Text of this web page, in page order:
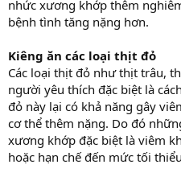
nhức xương khớp thêm
bệnh tình tăng nặng hơn.
Kiêng ăn các loại thịt đỏ
Các loại thịt đỏ như thịt trâu,
người yêu thích đặc biệt là
đỏ này lại có khả năng gây
cơ thể thêm nặng. Do đó
xương khớp đặc biệt là viêm
hoặc hạn chế đến mức tối